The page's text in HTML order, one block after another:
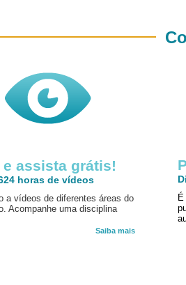
e assista grátis!
horas de vídeos
a vídeos de diferentes áreas do
Acompanhe uma disciplina
Saiba mais